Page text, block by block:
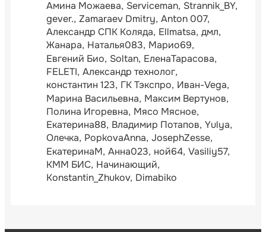
Амина Можаева Serviceman Strannik_BY
gever. Zamaraev Dmitry Anton 007
Александр СПК Коляда Ellmatsa дмл
Жанара Наталья083 Марио69
Евгений Био Soltan ЕленаТарасова
FELETI Александр технолог
константин 123 ГК Тэкспро Иван-Vega
Марина Васильевна Максим Вертунов
Полина Игоревна Мясо Мясное
Екатерина88 Владимир Потапов Yulya
Олечка PopkovaAnna JosephZesse
ЕкатеринаМ Анна023 ной64 Vasiliy57
КММ БИС Начинающий
Konstantin_Zhukov Dimabiko